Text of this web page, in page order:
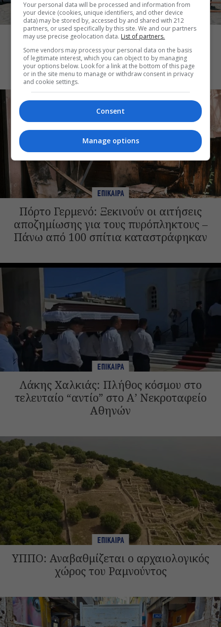
ΕΠΙΚΑΙΡΑ
Τουλάχιστον 1.500 έλεγχοι σε 300
παραλίες – Πρόστιμα έως 73.000€ για
αυθαίρετες καταλήψεις
ΕΠΙΚΑΙΡΑ
Πόρτο Γερμενό: Ξεκινούν οι αιτήσεις
αποζημίωσης για τους πυρόπληκτους –
Πάνω από 100 σπίτια καταστράφηκαν
ΕΠΙΚΑΙΡΑ
Λάκης Χαλκιάς: Πλήθος κόσμου στο
τελευταίο “αντίο” στο Α’ Νεκροταφείο
Αθηνών
ΕΠΙΚΑΙΡΑ
ΥΠΠΟ: Αναβαθμίζεται ο αρχαιολογικός
χώρος του Ραμνούντος
Your personal data will be processed and information from
your device (cookies, unique identifiers, and other device
data) may be stored by, accessed by and shared with 212
partners, or used specifically by this site. We and our partners
may use precise geolocation data. List of partners.
Some vendors may process your personal data on the basis
of legitimate interest, which you can object to by managing
your options below. Look for a link at the bottom of this page
or in the site menu to manage or withdraw consent in privacy
and cookie settings.
Consent
Manage options